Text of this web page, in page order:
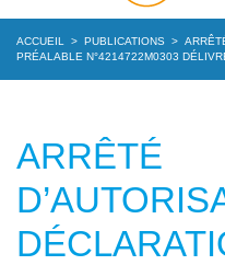
ACCUEIL > PUBLICATIONS >
PRÉALABLE N°4214722M0303
ARRÊTÉ